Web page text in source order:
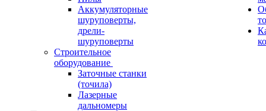
Аккумуляторные
шуруповерты,
дрели-
шуруповерты
Строительное
оборудование
Заточные станки
(точила)
Лазерные
дальномеры